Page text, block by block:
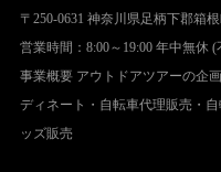
〒250-0631 神奈川県足柄下郡箱
営業時間：8:00～19:00 年中無休
事業概要 アウトドアツアーの企
ディネート・自転車代理販売・
ッズ販売